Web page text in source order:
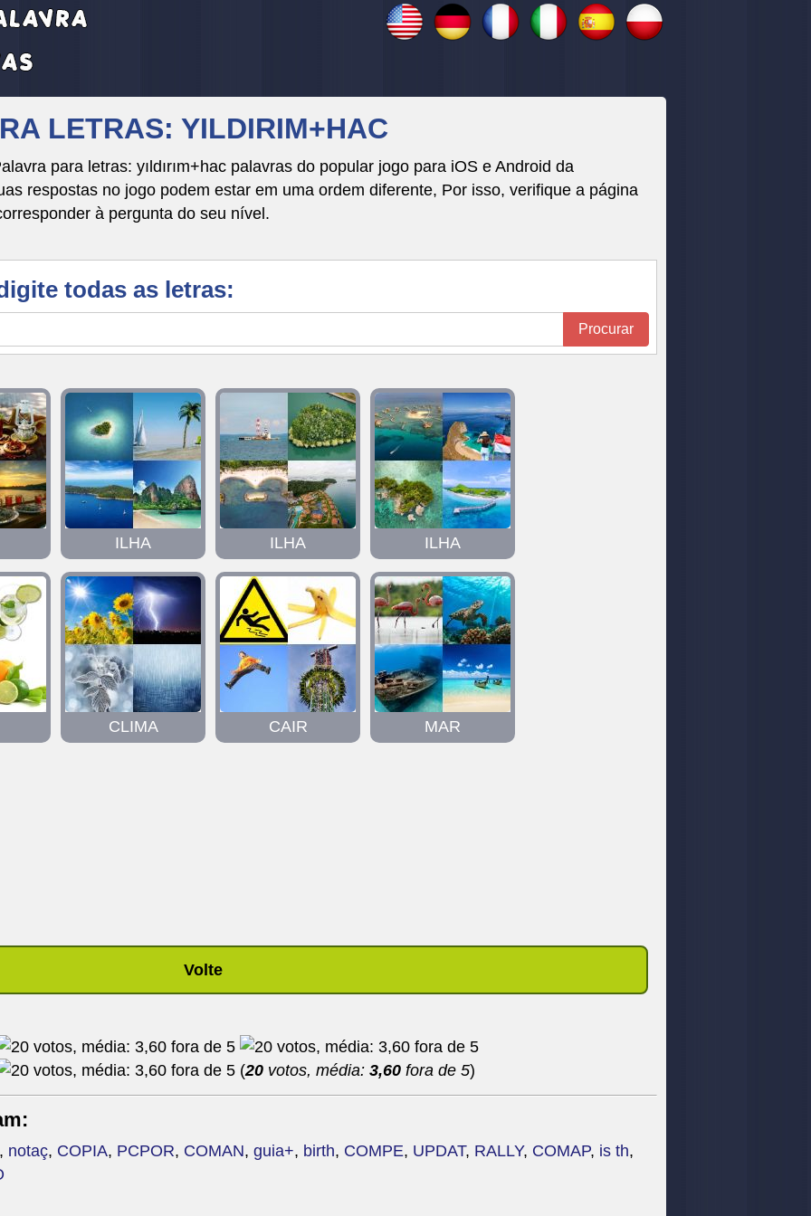
LETRAS: YILDIRIM+HAC
para letras: yıldırım+hac palavras do popular jogo para iOS e Android da
respostas no jogo podem estar em uma ordem diferente, Por isso, verifique a página
à pergunta do seu nível.
todas as letras:
Procurar
ILHA ILHA ILHA
CLIMA CAIR MAR
Volte
(20 votos, média: 3,60 fora de 5)
, notaç, COPIA, PCPOR, COMAN, guia+, birth, COMPE, UPDAT, RALLY, COMAP, is th,